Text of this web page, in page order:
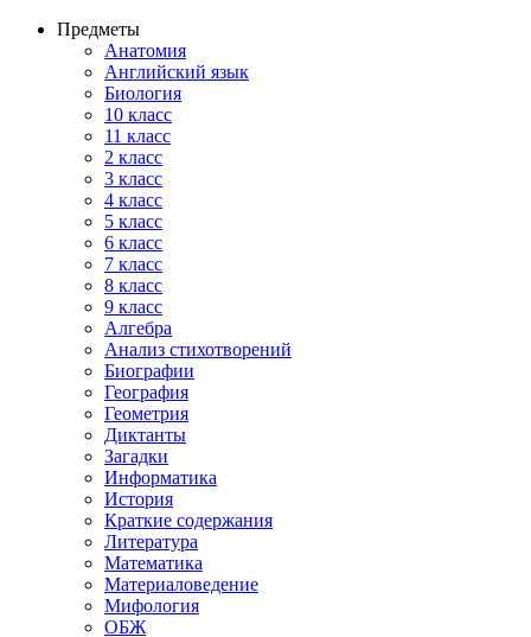
Предметы
Анатомия
Английский язык
Биология
10 класс
11 класс
2 класс
3 класс
4 класс
5 класс
6 класс
7 класс
8 класс
9 класс
Алгебра
Анализ стихотворений
Биографии
География
Геометрия
Диктанты
Загадки
Информатика
История
Краткие содержания
Литература
Математика
Материаловедение
Мифология
ОБЖ